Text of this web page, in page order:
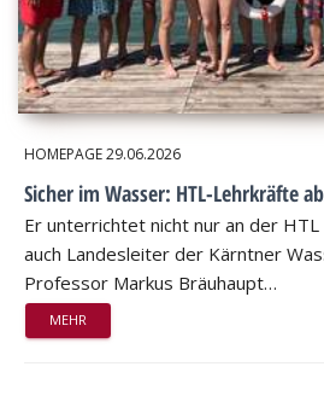
HOMEPAGE29.06.2026
Sicher im Wasser: HTL-Lehrkräfte
Er unterrichtet nicht nur an der
auch Landesleiter der Kärntner
Professor Markus Bräuhaupt…
MEHR